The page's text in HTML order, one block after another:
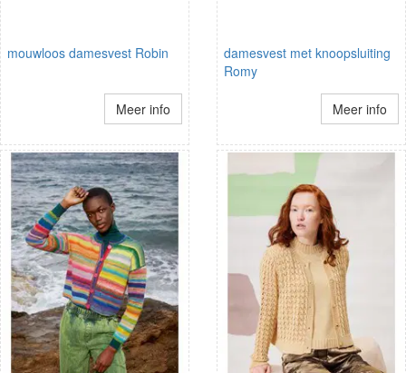
mouwloos damesvest Robin
Meer info
damesvest met knoopsluiting
Romy
Meer info